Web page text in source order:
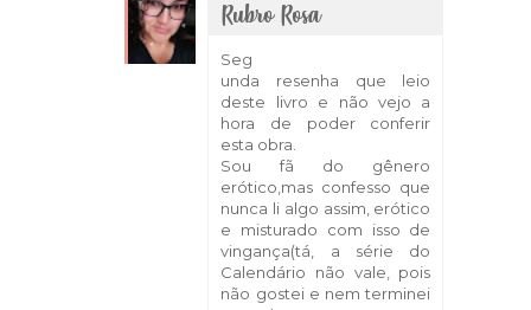
Rubro Rosa
Seg
unda resenha que leio
deste livro e não vejo a
hora de poder conferir
esta obra.
Sou fã do gênero
erótico,mas confesso que
nunca li algo assim, erótico
e misturado com isso de
vingança(tá, a série do
Calendário não vale, pois
não gostei e nem terminei